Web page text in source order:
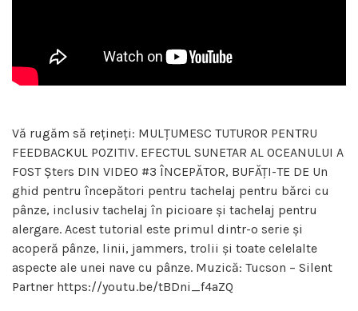
Vă rugăm să rețineți: MULȚUMESC TUTUROR PENTRU
FEEDBACKUL POZITIV. EFECTUL SUNETAR AL OCEANULUI A
FOST Șters DIN VIDEO #3 ÎNCEPĂTOR, BUFĂȚI-TE DE Un
ghid pentru începători pentru tachelaj pentru bărci cu
pânze, inclusiv tachelaj în picioare și tachelaj pentru
alergare. Acest tutorial este primul dintr-o serie și
acoperă pânze, linii, jammers, trolii și toate celelalte
aspecte ale unei nave cu pânze. Muzică: Tucson – Silent
Partner https://youtu.be/tBDni_f4aZQ